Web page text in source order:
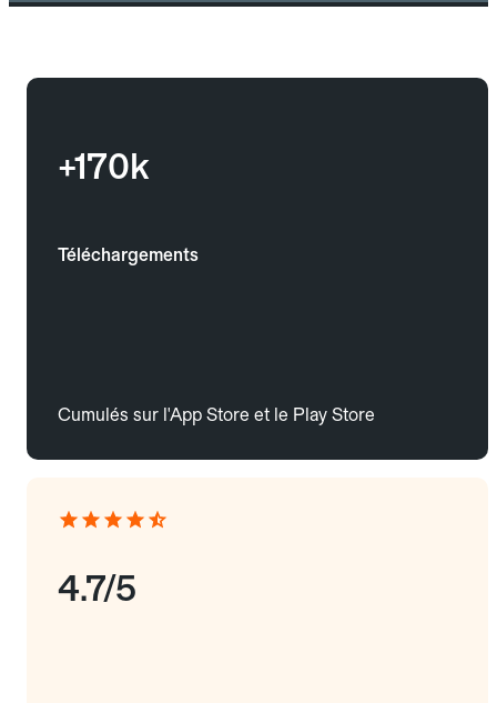
+170k
Téléchargements
Cumulés sur l'App Store et le Play Store
4.7/5